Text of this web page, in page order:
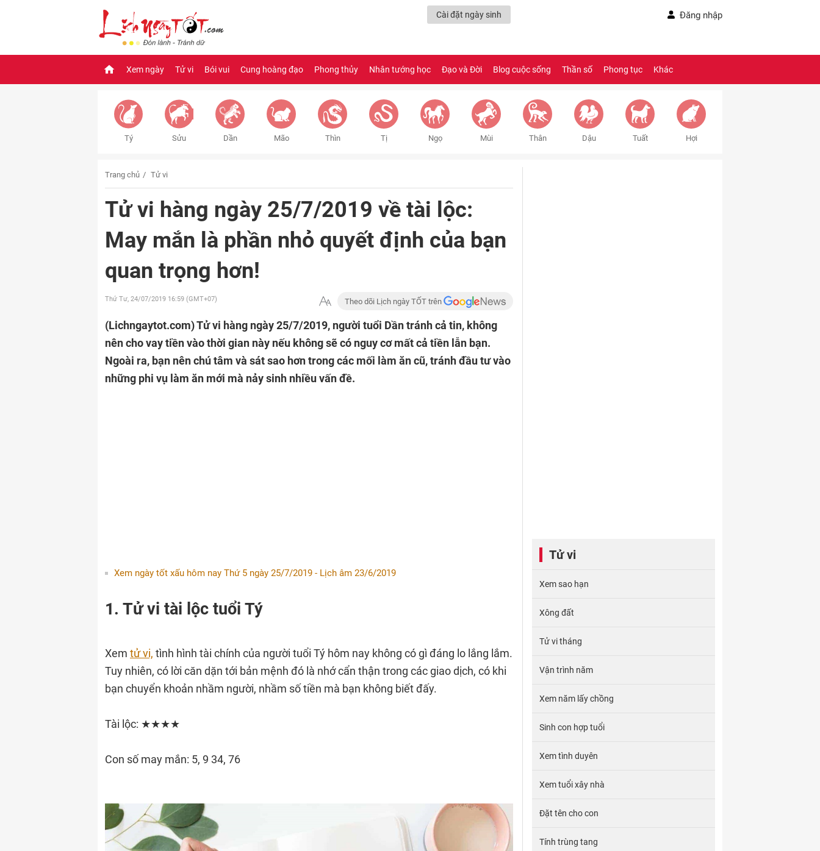
Cài đặt ngày sinh Đăng nhập
Xem ngày Tử vi Bói vui Cung hoàng đạo Phong thủy Nhân tướng học Đạo và Đời Blog cuộc sống Thần số Phong tục Khác
Tý Sửu Dần Mão Thìn Tị Ngọ Mùi Thân Dậu Tuất Hợi
Trang chủ Tử vi
Tử vi hàng ngày 25/7/2019 về tài lộc:
May mắn là phần nhỏ quyết định của bạn
quan trọng hơn!
Thứ Tư, 24/07/2019 16:59 (GMT+07) Theo dõi Lịch ngày TỐT trên
(Lichngaytot.com)Tử vi hàng ngày 25/7/2019, người tuổi Dần tránh cả tin, không
nên cho vay tiền vào thời gian này nếu không sẽ có nguy cơ mất cả tiền lẫn bạn.
Ngoài ra, bạn nên chú tâm và sát sao hơn trong các mối làm ăn cũ, tránh đầu tư vào
những phi vụ làm ăn mới mà nảy sinh nhiều vấn đề.
Xem ngày tốt xấu hôm nay Thứ 5 ngày 25/7/2019 - Lịch âm 23/6/2019
1. Tử vi tài lộc tuổi Tý
Xem tử vi, tình hình tài chính của người tuổi Tý hôm nay không có gì đáng lo lắng lắm.
Tuy nhiên, có lời căn dặn tới bản mệnh đó là nhớ cẩn thận trong các giao dịch, có khi
bạn chuyển khoản nhầm người, nhầm số tiền mà bạn không biết đấy.
Tài lộc: ★★★★
Con số may mắn: 5, 9 34, 76
Tử vi
Xem sao hạn
Xông đất
Tử vi tháng
Vận trình năm
Xem năm lấy chồng
Sinh con hợp tuổi
Xem tình duyên
Xem tuổi xây nhà
Đặt tên cho con
Tính trùng tang